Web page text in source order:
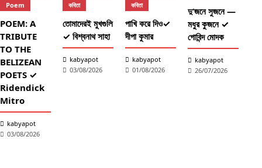
Poem
POEM: A
TRIBUTE
TO THE
BELIZEAN
POETS ✓
Ridendick
Mitro
kabyapot
03/08/2026
কবিতা
তোমাদেরই মুখগুলি
✓ বিশ্বনাথ সাহা
kabyapot
03/08/2026
কবিতা
পাখি করে দিও✓
দীপা কুমার
kabyapot
01/08/2026
দু’জনে সুজনে —
মধুর কুজনে ✓
গোবিন্দ মোদক
kabyapot
26/07/2026